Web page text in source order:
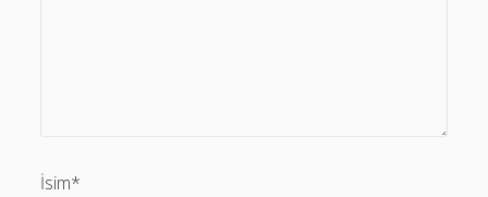
İsim*